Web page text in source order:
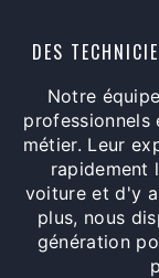
DES
Notre
professionnels
métier. Leur
rapidement
voiture et d'y
plus, nous
génération